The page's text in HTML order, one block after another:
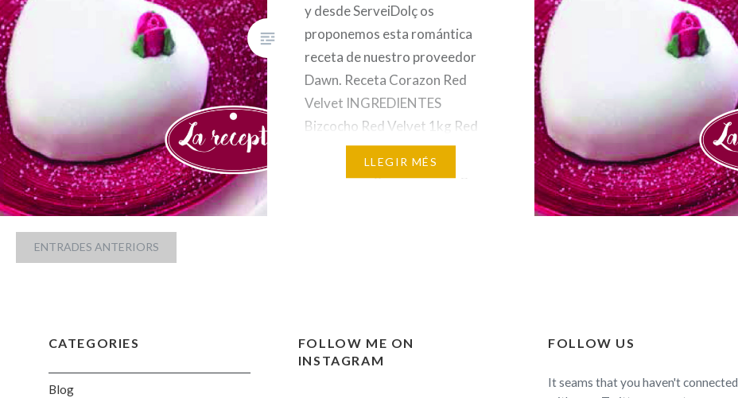
y desde ServeiDolç os
proponemos esta romántica
receta de nuestro proveedor
Dawn. Receta Corazon Red
Velvet INGREDIENTES
Bizcocho Red Velvet 1kg Red
Velvet Cake Mix Dawn 350gr de
LLEGIR MÉS
Navegació
d'entrades
ENTRADES ANTERIORS
CATEGORIES
Blog
FOLLOW ME ON
INSTAGRAM
FOLLOW US
It seams that you haven't connected